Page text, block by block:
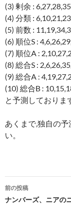
(3) 剰余 :
(4) 分類 :
(5) 前数 :
(6) 順位S :
(7) 順位A :
(8) 総合S :
(9) 総合A :
(10) 総合B :
と予測しておりま
あくまで,独自の
い。
投
稿
前の投稿
ナンバーズ、ニアの